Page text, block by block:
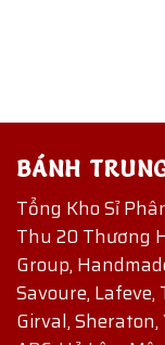
BÁNH
Tổng Kho Sỉ
Thu 20 Thương
Group,
Savoure,
Girval, Sheraton,